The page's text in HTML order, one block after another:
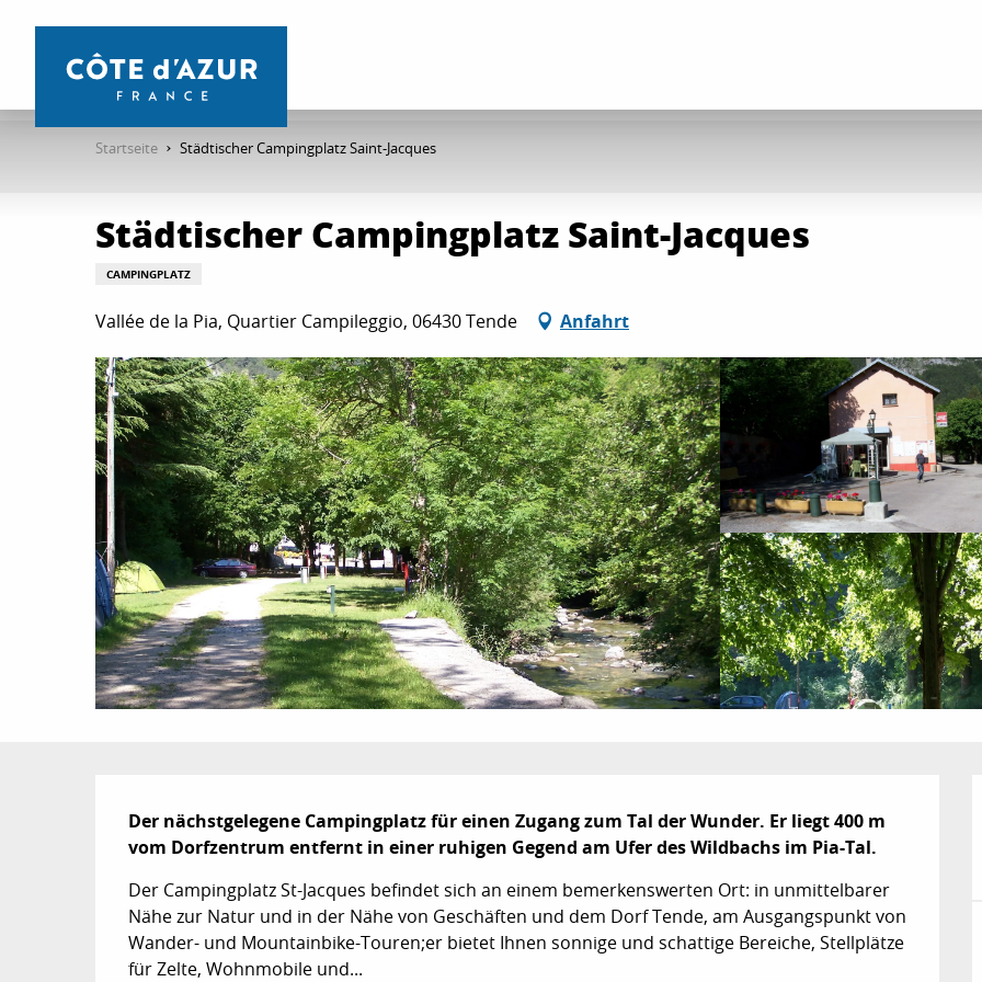
contenu
Startseite Städtischer Campingplatz Saint-Jacques
Städtischer Campingplatz Saint-Jacques
CAMPINGPLATZ
Vallée de la Pia, Quartier Campileggio, 06430 Tende Anfahrt
Beschreibung
Der nächstgelegene Campingplatz für einen Zugang zum Tal der Wunder. Er liegt 400 m
vom Dorfzentrum entfernt in einer ruhigen Gegend am Ufer des Wildbachs im Pia-Tal.
Der Campingplatz St-Jacques befindet sich an einem bemerkenswerten Ort: in unmittelbarer
Nähe zur Natur und in der Nähe von Geschäften und dem Dorf Tende, am Ausgangspunkt von
Wander- und Mountainbike-Touren;er bietet Ihnen sonnige und schattige Bereiche, Stellplätze
für Zelte, Wohnmobile und...